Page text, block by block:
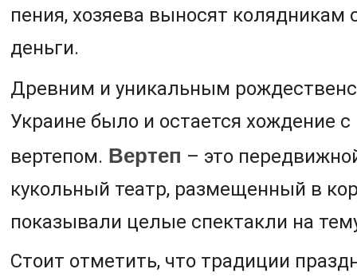
пения, хозяева выносят колядникам
деньги.
Древним и уникальным
Украине было и остается хождение с
вертепом. Вертеп – это
кукольный театр, размещенный в
показывали целые спектакли на
Стоит отметить, что традиции